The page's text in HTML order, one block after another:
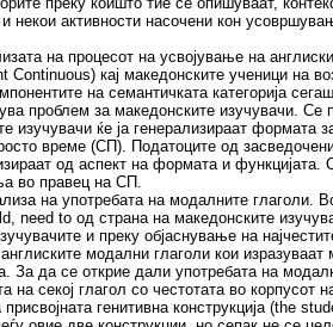
некои активности насочени кон
на процесот на усвојување на
кај македонските ученици на
на семантичката категорија
проблем за македонските изучувачи. Се
изучувачи ќе ја генерализираат
време (СП). Податоците од
од аспект на формата и функцијата.
во правец на СП.
на употребата на модалните глаголи.
need to од страна на македонските
и преку објаснување на
модални глаголи кои
За да се открие дали употребата на
на секој глагол со честотата во корпусот
генитивна конструкција (the